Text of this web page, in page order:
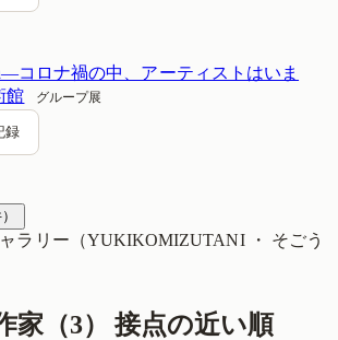
コロナ禍の中、アーティストはいま
館
グループ展
録
ラリー（YUKIKOMIZUTANI ・ そごう
家（3） 接点の近い順